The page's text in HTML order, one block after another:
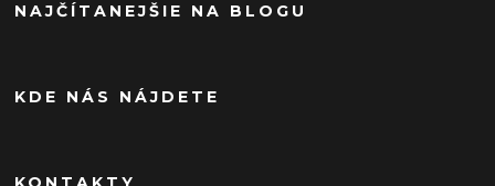
NAJČÍTANEJŠIE NA BLOGU
KDE NÁS NÁJDETE